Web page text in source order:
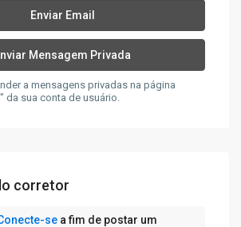
a mensagens privadas na página
da sua conta de usuário.
corretor
se a fim de postar um